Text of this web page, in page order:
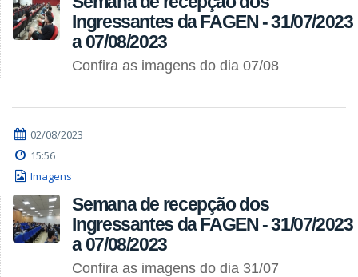
Ingressantes da FAGEN - 31/07/2023
a 07/08/2023
Confira as imagens do dia 07/08
02/08/2023
15:56
Imagens
Semana de recepção dos
Ingressantes da FAGEN - 31/07/2023
a 07/08/2023
Confira as imagens do dia 31/07